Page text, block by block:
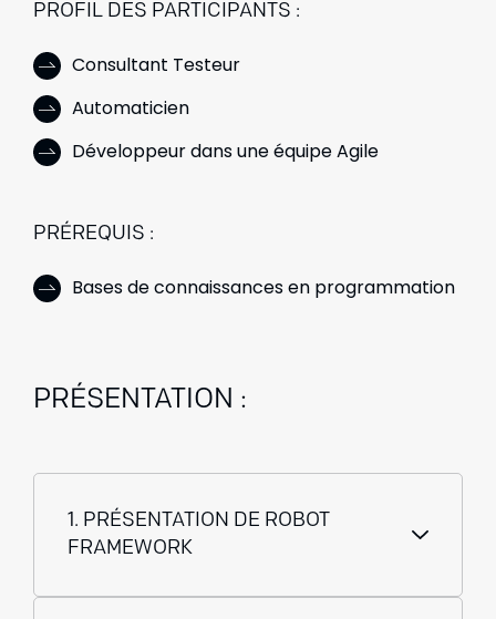
PROFIL DES PARTICIPANTS :
Consultant Testeur
Automaticien
Développeur dans une équipe Agile
PRÉREQUIS :
Bases de connaissances en programmation
PRÉSENTATION :
1. PRÉSENTATION DE ROBOT
FRAMEWORK